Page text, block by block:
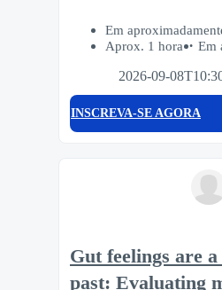
Em
Aprox. 1 hora
Em
2026-09-
INSCREVA-SE AGORA
Gut feelings are
past: Evaluating